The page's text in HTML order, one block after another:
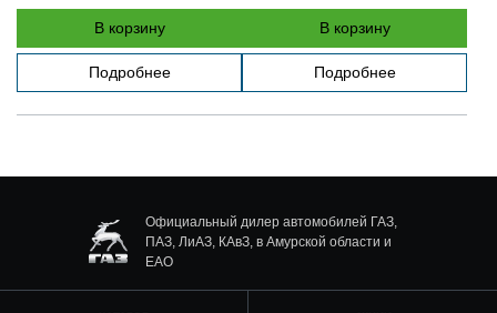
В корзину
Подробнее
В корзину
Подробнее
Официальный дилер автомобилей ГАЗ,
ПАЗ, ЛиАЗ, КАвЗ, в Амурской области и
ЕАО